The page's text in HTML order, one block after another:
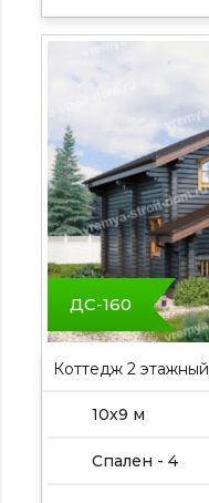
ДС-160
Коттедж 2 этажный
10х9 м
Спален - 4